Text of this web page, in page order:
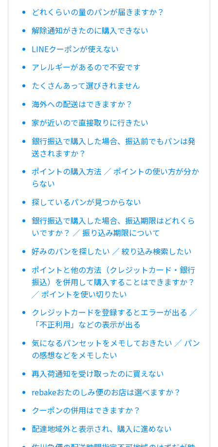
どれくらいの量のパンが届きますか？
解除通知がきたのに購入できない
LINEクーポンが使えない
アレルギーがあるので不安です
たくさんあって選びきれません
海外への配送はできますか？
家が近いので直接取りに行きたい
銀行振込で購入した場合、振込前でもパンは発
送されますか？
ポイントの購入方法 ／ ポイントの使い方が分か
らない
探しているパンが見つからない
銀行振込で購入した場合、振込期限はどれくら
いですか？ ／ 振り込み期限について
好みのパンを探したい ／ 絞り込み検索したい
ポイントと他の方法（クレジットカード・銀行
振込）を併用して購入することはできますか？
／ ポイントを使い切りたい
クレジットカードを登録するとエラーが出る ／
「不正利用」などの表示が出る
気になるパンセットをメモしておきたい ／ パン
の感想などをメモしたい
再入荷通知を受け取ったのに買えない
rebakeおたのしみ便のお店は選べますか？
クーポンの併用はできますか？
配達地域外と表示され、購入に進めない